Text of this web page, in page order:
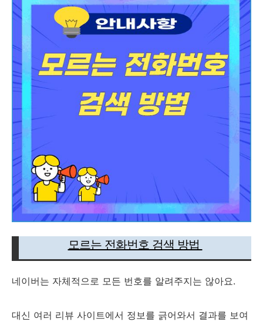
모르는 전화번호 검색 방법
네이버는 자체적으로 모든 번호를 알려주지는 않아요.
대신 여러 리뷰 사이트에서 정보를 긁어와서 결과를 보여